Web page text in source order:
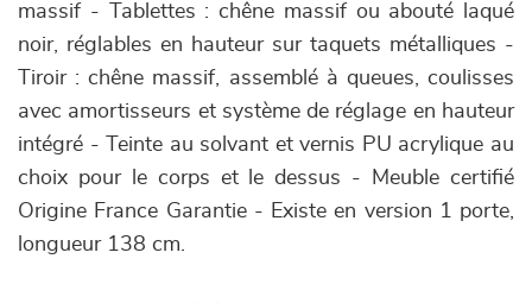
massif - Tablettes : chêne massif ou abouté laqué
noir, réglables en hauteur sur taquets métalliques -
Tiroir : chêne massif, assemblé à queues, coulisses
avec amortisseurs et système de réglage en hauteur
intégré - Teinte au solvant et vernis PU acrylique au
choix pour le corps et le dessus - Meuble certifié
Origine France Garantie - Existe en version 1 porte,
longueur 138 cm.